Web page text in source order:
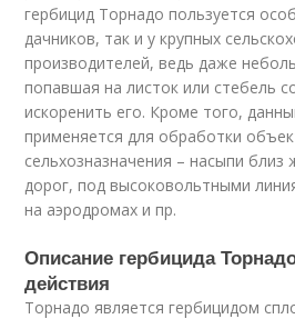
гербицид Торнадо пользуется
дачников, так и у крупных
производителей, ведь даже
попавшая на листок или стебель
искоренить его. Кроме того,
применяется для обработки
сельхозназначения – насыпи
дорог, под высоковольтными
на аэродромах и пр.
Описание гербицида
действия
Торнадо является гербицидом